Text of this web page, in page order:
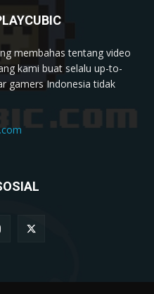
membahas tentang video
kami buat selalu up-to-
gamers Indonesia tidak